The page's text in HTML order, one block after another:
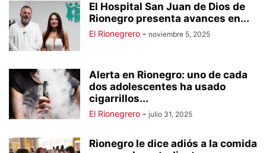
El Hospital San Juan de Dios de
Rionegro presenta avances en...
El Rionegrero - noviembre 5, 2025
Alerta en Rionegro: uno de cada
dos adolescentes ha usado
cigarrillos...
El Rionegrero - julio 31, 2025
Rionegro le dice adiós a la comida